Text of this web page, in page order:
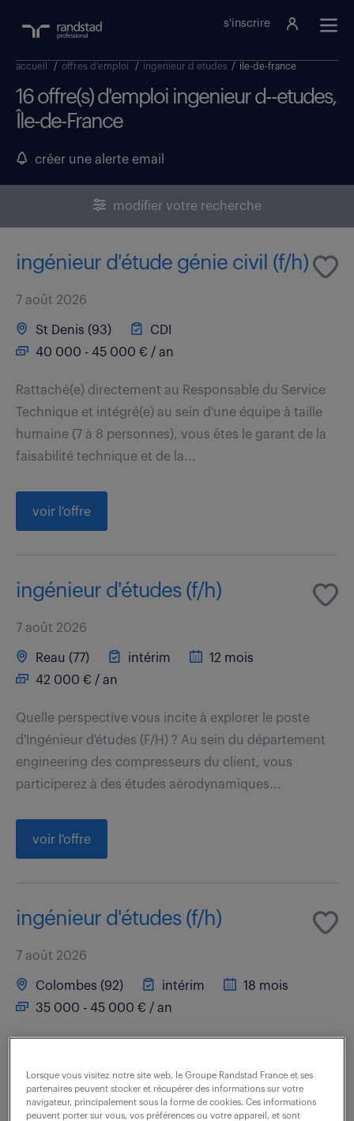
s'inscrire
accueil / offres d'emploi / ingenieur d etudes / ile-de-france
16 offre(s) d'emploi ingenieur d--etudes,
Île-de-France
créer une alerte email
modifier votre recherche
ingénieur d'étude génie civil (f/h)
7 août 2026
St Denis (93)
CDI
40 000 - 45 000 € / an
Rattaché(e) directement au Responsable du Service
Technique et intégré(e) au sein d'une équipe à taille
humaine (7 à 8 personnes), vous êtes le garant de la
faisabilité technique et de la...
voir l'offre
ingénieur d'études (f/h)
7 août 2026
Reau (77) intérim
12 mois
42 000 € / an
Quelle perspective vous incite à explorer le poste
d'Ingénieur d'études (F/H) ? Au sein du département
engineering des compresseurs du client, vous
participerez à des études aérodynamiques...
voir l'offre
ingénieur d'études (f/h)
7 août 2026
Colombes (92) intérim
18 mois
35 000 - 45 000 € / an
Vous êtes invité à participer au développement et à
l'analyse de nouveaux matériaux...
Lorsque vous visitez notre site web, le Groupe Randstad France et ses
partenaires peuvent stocker et récupérer des informations sur votre
navigateur, principalement sous la forme de cookies. Ces informations
peuvent porter sur vous, vos préférences ou votre appareil, et sont